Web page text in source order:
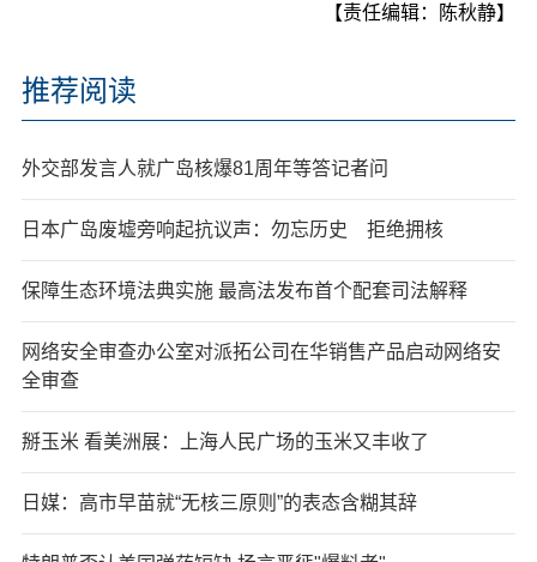
【责任编辑：陈秋静】
推荐阅读
外交部发言人就广岛核爆81周年等答记者问
日本广岛废墟旁响起抗议声：勿忘历史 拒绝拥核
保障生态环境法典实施 最高法发布首个配套司法解释
网络安全审查办公室对派拓公司在华销售产品启动网络安
全审查
掰玉米 看美洲展：上海人民广场的玉米又丰收了
日媒：高市早苗就“无核三原则”的表态含糊其辞